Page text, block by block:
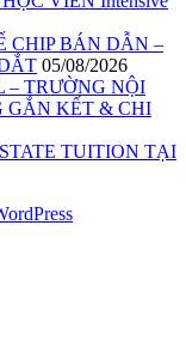
CHIP BÁN DẪN –
05/08/2026
– TRƯỜNG NỘI
GẮN KẾT & CHI
TUITION TẠI